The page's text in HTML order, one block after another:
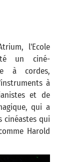
l'Ecole
un ciné-
à cordes,
à
et de
qui a
cinéastes qui
Harold